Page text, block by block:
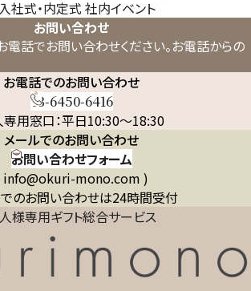
入社式・内定式 社内イベント
お問い合わせ
電話でお問い合わせください。お電話からの
お電話でのお問い合わせ
03-6450-6416
用窓口：平日10:30～18:30
メールでのお問い合わせ
お問い合わせフォーム
info@okuri-mono.com )
のお問い合わせは24時間受付
様専用ギフト総合サービス